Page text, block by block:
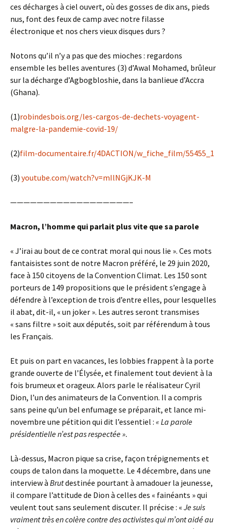
ces décharges à ciel ouvert, où des gosses de dix ans, pieds
nus, font des feux de camp avec notre filasse
électronique et nos chers vieux disques durs ?
Notons qu’il n’y a pas que des mioches : regardons
ensemble les belles aventures (3) d’Awal Mohamed, brûleur
sur la décharge d’Agbogbloshie, dans la banlieue d’Accra
(Ghana).
(1)robindesbois.org/les-cargos-de-dechets-voyagent-
malgre-la-pandemie-covid-19/
(2)film-documentaire.fr/4DACTION/w_fiche_film/55455_1
(3) youtube.com/watch?v=mIlNGjKJK-M
——————————————————–
Macron, l’homme qui parlait plus vite que sa parole
« J’irai au bout de ce contrat moral qui nous lie ». Ces mots
fantaisistes sont de notre Macron préféré, le 29 juin 2020,
face à 150 citoyens de la Convention Climat. Les 150 sont
porteurs de 149 propositions que le président s’engage à
défendre à l’exception de trois d’entre elles, pour lesquelles
il abat, dit-il, « un joker ». Les autres seront transmises
« sans filtre » soit aux députés, soit par référendum à tous
les Français.
Et puis on part en vacances, les lobbies frappent à la porte
grande ouverte de l’Élysée, et finalement tout devient à la
fois brumeux et orageux. Alors parle le réalisateur Cyril
Dion, l’un des animateurs de la Convention. Il a compris
sans peine qu’un bel enfumage se préparait, et lance mi-
novembre une pétition qui dit l’essentiel : « La parole
présidentielle n’est pas respectée ».
Là-dessus, Macron pique sa crise, façon trépignements et
coups de talon dans la moquette. Le 4 décembre, dans une
interview à Brutdestinée pourtant à amadouer la jeunesse,
il compare l’attitude de Dion à celles des « fainéants » qui
veulent tout sans seulement discuter. Il précise : « Je suis
vraiment très en colère contre des activistes qui m’ont aidé au